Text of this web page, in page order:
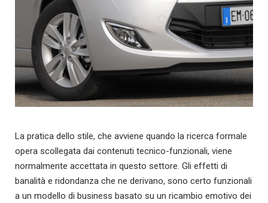
La pratica dello stile, che avviene quando la ricerca formale
opera scollegata dai contenuti tecnico-funzionali, viene
normalmente accettata in questo settore. Gli effetti di
banalità e ridondanza che ne derivano, sono certo funzionali
a un modello di business basato su un ricambio emotivo dei